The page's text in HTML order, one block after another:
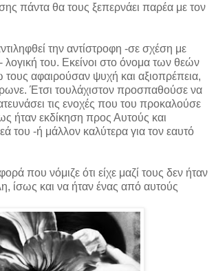
πάντα θα τους ξεπερνάει παρέα με τον
την αντίστροφη -σε σχέση με
του. Εκείνοι στο όνομα των θεών
τους αφαιρούσαν ψυχή και αξιοπρέπεια,
Έτσι τουλάχιστον προσπαθούσε να
τις ενοχές που του προκαλούσε
ήταν εκδίκηση προς Αυτούς και
του -ή μάλλον καλύτερα για τον εαυτό
που νόμιζε ότι είχε μαζί τους δεν ήταν
ίσως και να ήταν ένας από αυτούς